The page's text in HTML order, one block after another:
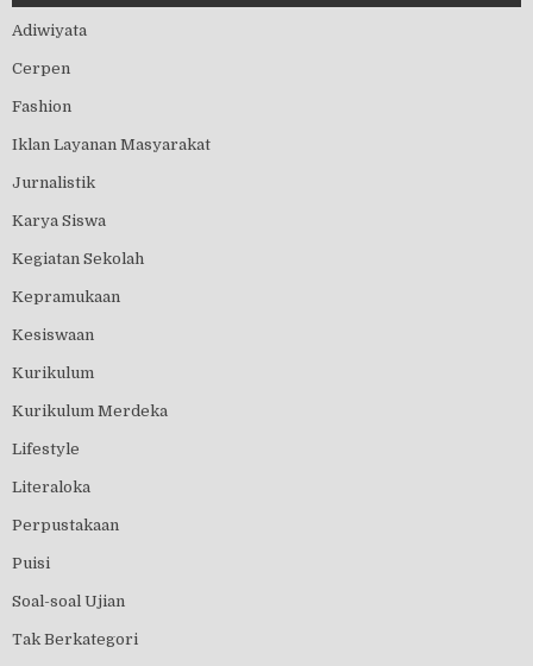
Adiwiyata
Cerpen
Fashion
Iklan Layanan Masyarakat
Jurnalistik
Karya Siswa
Kegiatan Sekolah
Kepramukaan
Kesiswaan
Kurikulum
Kurikulum Merdeka
Lifestyle
Literaloka
Perpustakaan
Puisi
Soal-soal Ujian
Tak Berkategori